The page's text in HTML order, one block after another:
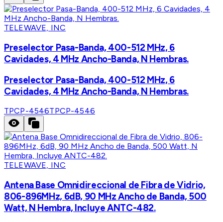
TELEWAVE, INC
Preselector Pasa-Banda, 400-512 MHz, 6
Cavidades, 4 MHz Ancho-Banda, N Hembras.
Preselector Pasa-Banda, 400-512 MHz, 6
Cavidades, 4 MHz Ancho-Banda, N Hembras.
TPCP-4546TPCP-4546
TELEWAVE, INC
Antena Base Omnidireccional de Fibra de Vidrio,
806-896MHz, 6dB, 90 MHz Ancho de Banda, 500
Watt, N Hembra, Incluye ANTC-482.